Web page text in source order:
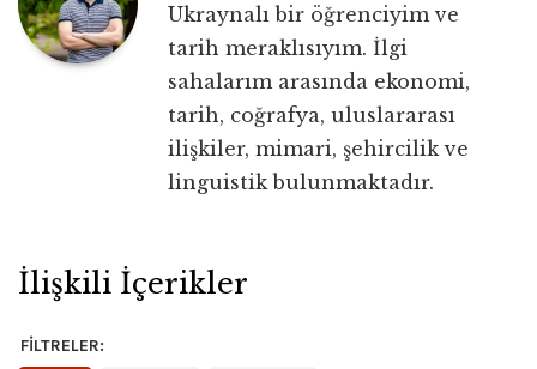
Ukraynalı bir öğrenciyim ve
tarih meraklısıyım. İlgi
sahalarım arasında ekonomi,
tarih, coğrafya, uluslararası
ilişkiler, mimari, şehircilik ve
linguistik bulunmaktadır.
İlişkili İçerikler
FILTRELER: